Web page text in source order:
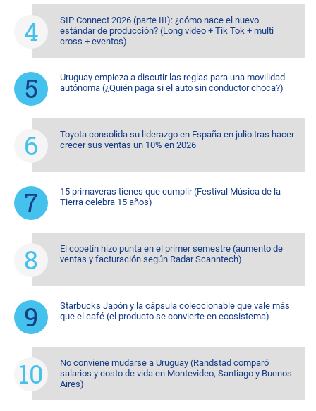
SIP Connect 2026 (parte III): ¿cómo nace el nuevo
estándar de producción? (Long video + Tik Tok + multi
cross + eventos)
Uruguay empieza a discutir las reglas para una movilidad
autónoma (¿Quién paga si el auto sin conductor choca?)
Toyota consolida su liderazgo en España en julio tras hacer
crecer sus ventas un 10% en 2026
15 primaveras tienes que cumplir (Festival Música de la
Tierra celebra 15 años)
El copetín hizo punta en el primer semestre (aumento de
ventas y facturación según Radar Scanntech)
Starbucks Japón y la cápsula coleccionable que vale más
que el café (el producto se convierte en ecosistema)
No conviene mudarse a Uruguay (Randstad comparó
salarios y costo de vida en Montevideo, Santiago y Buenos
Aires)